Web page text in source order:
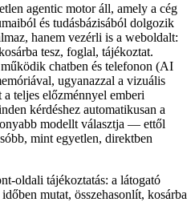
agentic motor áll, amely a cég
és tudásbázisából dolgozik
hanem vezérli is a weboldalt:
tesz, foglal, tájékoztat.
chatben és telefonon (AI
ugyanazzal a vizuális
teljes előzménnyel emberi
kérdéshez automatikusan a
modellt választja — ettől
mint egyetlen, direktben
oldali tájékoztatás: a látogató
mutat, összehasonlít, kosárba